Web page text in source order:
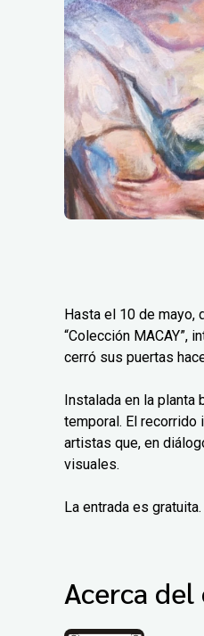
Hasta el 10 de mayo,
“Colección MACAY”,
cerró sus puertas
Instalada en la planta
temporal. El recorrido
artistas que, en
visuales.
La entrada es
Acerca